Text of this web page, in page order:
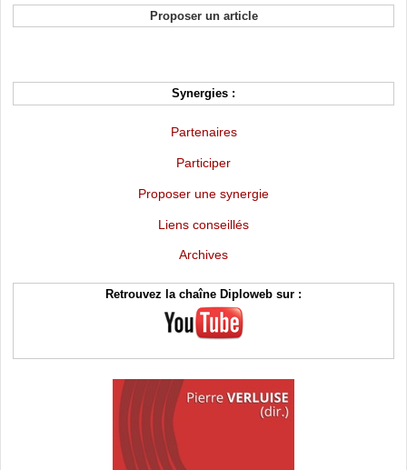
Proposer un article
Synergies :
Partenaires
Participer
Proposer une synergie
Liens conseillés
Archives
Retrouvez la chaîne Diploweb sur :